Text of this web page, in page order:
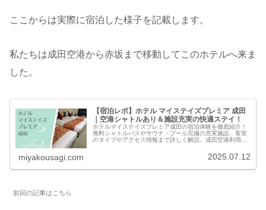
ここからは実際に宿泊した様子を記載します。
私たちは成田空港から赤坂まで移動してこのホテルへ来ま
した。
【宿泊レポ】ホテル マイステイズプレミア 成田
｜空港シャトルあり＆施設充実の快適ステイ！
ホテルマイステイズプレミア成田の宿泊体験を徹底紹介！
無料シャトルバスやサウナ・プール完備の充実施設、客室
のタイプやアクセス情報まで詳しく解説。成田空港利用前
miyakousagi.com 2025.07.12
前回の記事はこちら